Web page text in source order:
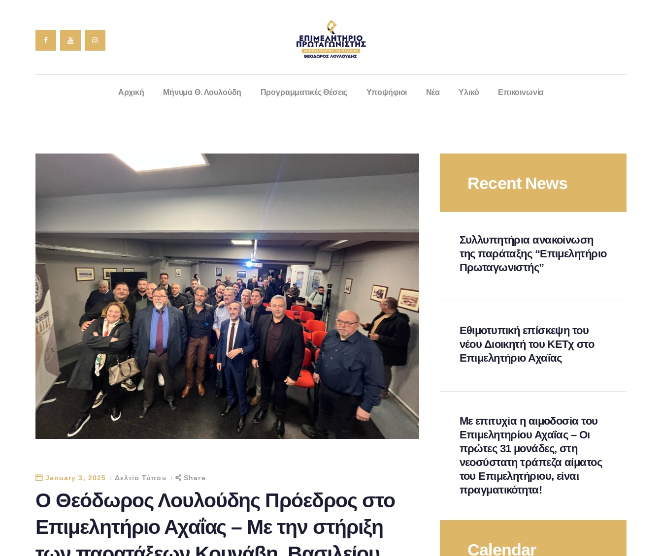
Αρχική Μήνυμα Θ. Λουλούδη Προγραμματικές Θέσεις Υποψήφιοι Νέα Υλικό Επικοινωνία
January 3, 2025 Δελτία Τύπου Share
Ο Θεόδωρος Λουλούδης Πρόεδρος στο
Επιμελητήριο Αχαΐας – Με την στήριξη
Recent News
Συλλυπητήρια ανακοίνωση
της παράταξης “Επιμελητήριο
Πρωταγωνιστής”
Εθιμοτυπική επίσκεψη του
νέου Διοικητή του ΚΕΤχ στο
Επιμελητήριο Αχαΐας
Με επιτυχία η αιμοδοσία του
Επιμελητηρίου Αχαΐας – Οι
πρώτες 31 μονάδες, στη
νεοσύστατη τράπεζα αίματος
του Επιμελητήριου, είναι
πραγματικότητα!
Calendar